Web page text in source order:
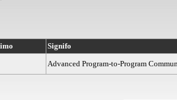
Signifo
Advanced Program-to-Program